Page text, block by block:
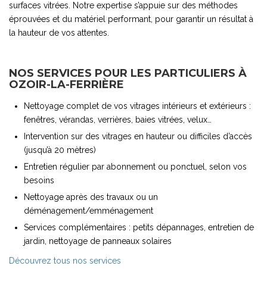
surfaces vitrées. Notre expertise s’appuie sur des méthodes
éprouvées et du matériel performant, pour garantir un résultat à
la hauteur de vos attentes.
NOS SERVICES POUR LES PARTICULIERS À
OZOIR-LA-FERRIÈRE
Nettoyage complet de vos vitrages intérieurs et extérieurs :
fenêtres, vérandas, verrières, baies vitrées, velux…
Intervention sur des vitrages en hauteur ou difficiles d’accès
(jusqu’à 20 mètres)
Entretien régulier par abonnement ou ponctuel, selon vos
besoins
Nettoyage après des travaux ou un
déménagement/emménagement
Services complémentaires : petits dépannages, entretien de
jardin, nettoyage de panneaux solaires
Découvrez tous nos services